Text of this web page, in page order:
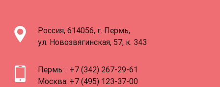
Россия, 614056, г. Пермь,
ул. Новозвягинская, 57, к. 343
Пермь:
+7 (342) 267-29-61
Москва: +7 (495) 123-37-00